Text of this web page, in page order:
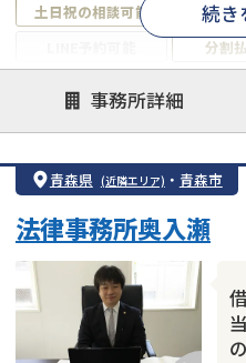
土日祝の相談可能 19時以
分割
借金返済相談・交渉
自
個人再生
時
会社破産・法人破産
カードローン
続き
事務所詳細
青森県 (近隣エリア) ・ 青森市
法律事務所奥入瀬